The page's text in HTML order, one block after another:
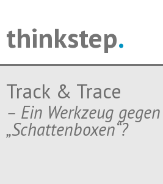
thinkstep.
Track & Trace
– Ein Werkzeug
„Schattenboxen“?